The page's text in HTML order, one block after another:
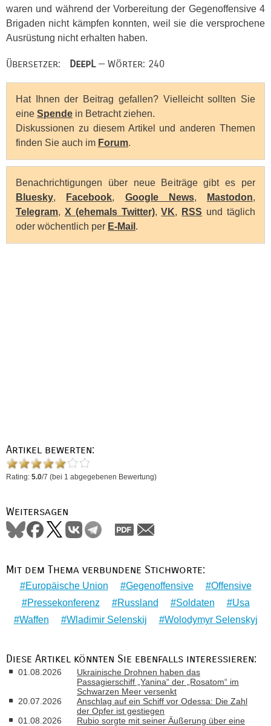
waren und während der Vorbereitung der Gegenoffensive 4
Brigaden nicht kämpfen konnten, weil sie die versprochene
Ausrüstung nicht erhalten haben.
Übersetzer: DeepL— Wörter: 240
Hat Ihnen der Beitrag gefallen? Vielleicht sollten Sie
eine Spende in Betracht ziehen.
Diskussionen zu diesem Artikel und anderen Themen
finden Sie auch im Forum.
Benachrichtigungen über neue Beiträge gibt es per
Bluesky, Facebook, Google News, Mastodon,
Telegram, X (ehemals Twitter),VK, RSS und täglich
oder wöchentlich per E-Mail .
Artikel bewerten:
Rating: 5.0/7 (bei 1 abgegebenen Bewertung)
Weitersagen
Mit dem Thema verbundene Stichworte:
Europäische Union Gegenoffensive
Offensive
Pressekonferenz
Russland Soldaten
Usa
Waffen
Wladimir Selenskij Wolodymyr Selenskyj
Diese Artikel könnten Sie ebenfalls interessieren:
01.08.2026
Ukrainische Drohnen haben das
Passagierschiff „Yanina“ der „Rosatom“ im
Schwarzen Meer versenkt
20.07.2026
Anschlag auf ein Schiff vor Odessa: Die Zahl
der Opfer ist gestiegen
01.08.2026
Rubio sorgte mit seiner Äußerung über eine